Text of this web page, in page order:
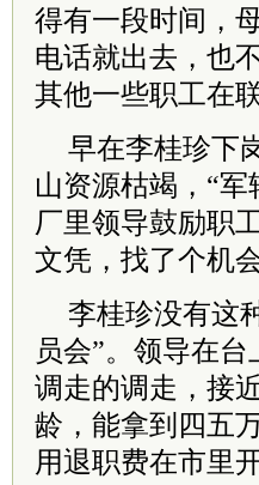
得有一段时间，
电话就出去，也
其他一些职工在
早在李桂珍下
山资源枯竭，“
厂里领导鼓励职
文凭，找了个机
李桂珍没有这
员会”。领导在
调走的调走，接
龄，能拿到四五
用退职费在市里